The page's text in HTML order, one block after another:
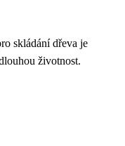
skládání dřeva je
životnost.